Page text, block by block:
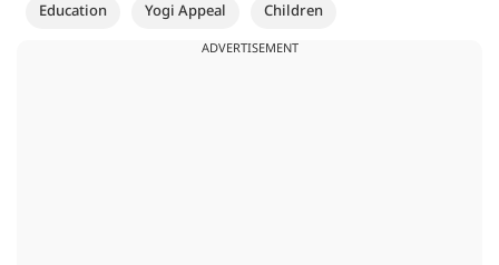
Education
Yogi Appeal Children
ADVERTISEMENT